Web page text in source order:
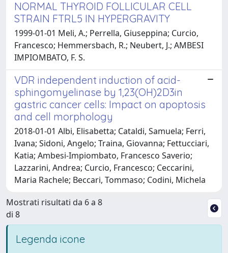
NORMAL THYROID FOLLICULAR CELL
STRAIN FTRL5 IN HYPERGRAVITY
1999-01-01 Meli, A.; Perrella, Giuseppina; Curcio,
Francesco; Hemmersbach, R.; Neubert, J.; AMBESI
IMPIOMBATO, F. S.
VDR independent induction of acid-
sphingomyelinase by 1,23(OH)2D3in
gastric cancer cells: Impact on apoptosis
and cell morphology
2018-01-01 Albi, Elisabetta; Cataldi, Samuela; Ferri,
Ivana; Sidoni, Angelo; Traina, Giovanna; Fettucciari,
Katia; Ambesi-Impiombato, Francesco Saverio;
Lazzarini, Andrea; Curcio, Francesco; Ceccarini,
Maria Rachele; Beccari, Tommaso; Codini, Michela
Mostrati risultati da 6 a 8
di 8
Legenda icone